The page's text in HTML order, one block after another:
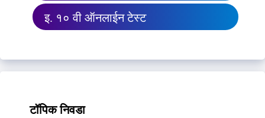
इ. १० वी ऑनलाईन टेस्ट
टॉपिक निवडा